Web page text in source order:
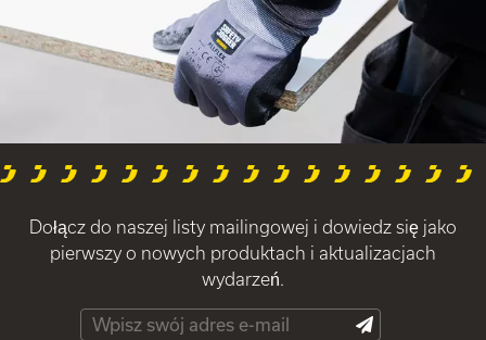
Dołącz do naszej listy mailingowej i dowiedz się jako
pierwszy o nowych produktach i aktualizacjach
wydarzeń.